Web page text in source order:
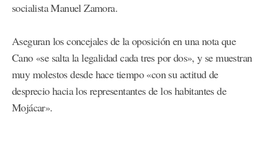
socialista Manuel Zamora.
Aseguran los concejales de la oposición en una nota que
Cano «se salta la legalidad cada tres por dos», y se muestran
muy molestos desde hace tiempo «con su actitud de
desprecio hacia los representantes de los habitantes de
Mojácar».